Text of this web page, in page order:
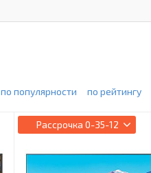
по популярности по рейтингу
Рассрочка 0-35-12